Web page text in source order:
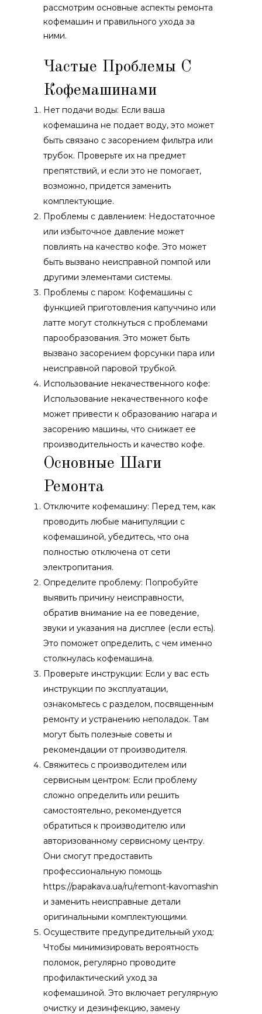
рассмотрим основные аспекты ремонта
кофемашин и правильного ухода за
ними.
Частые Проблемы С
Кофемашинами
Нет подачи воды: Если ваша
кофемашина не подает воду, это может
быть связано с засорением фильтра или
трубок. Проверьте их на предмет
препятствий, и если это не помогает,
возможно, придется заменить
комплектующие.
Проблемы с давлением: Недостаточное
или избыточное давление может
повлиять на качество кофе. Это может
быть вызвано неисправной помпой или
другими элементами системы.
Проблемы с паром: Кофемашины с
функцией приготовления капуччино или
латте могут столкнуться с проблемами
парообразования. Это может быть
вызвано засорением форсунки пара или
неисправной паровой трубкой.
Использование некачественного кофе:
Использование некачественного кофе
может привести к образованию нагара и
засорению машины, что снижает ее
производительность и качество кофе.
Основные Шаги
Ремонта
Отключите кофемашину: Перед тем, как
проводить любые манипуляции с
кофемашиной, убедитесь, что она
полностью отключена от сети
электропитания.
Определите проблему: Попробуйте
выявить причину неисправности,
обратив внимание на ее поведение,
звуки и указания на дисплее (если есть).
Это поможет определить, с чем именно
столкнулась кофемашина.
Проверьте инструкции: Если у вас есть
инструкции по эксплуатации,
ознакомьтесь с разделом, посвященным
ремонту и устранению неполадок. Там
могут быть полезные советы и
рекомендации от производителя.
Свяжитесь с производителем или
сервисным центром: Если проблему
сложно определить или решить
самостоятельно, рекомендуется
обратиться к производителю или
авторизованному сервисному центру.
Они смогут предоставить
профессиональную помощь
https://papakava.ua/ru/remont-kavomashin
и заменить неисправные детали
оригинальными комплектующими.
Осуществите предупредительный уход:
Чтобы минимизировать вероятность
поломок, регулярно проводите
профилактический уход за
кофемашиной. Это включает регулярную
очистку и дезинфекцию, замену